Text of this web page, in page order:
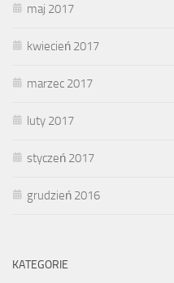
maj 2017
kwiecień 2017
marzec 2017
luty 2017
styczeń 2017
grudzień 2016
KATEGORIE